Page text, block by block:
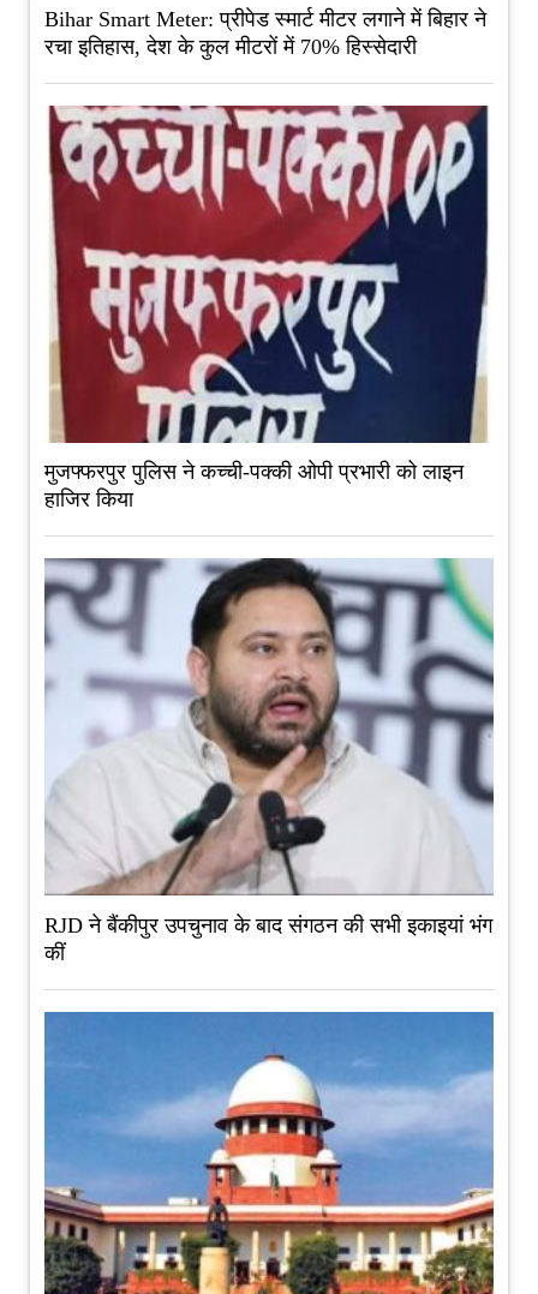
Bihar Smart Meter: प्रीपेड स्मार्ट मीटर लगाने में बिहार ने
रचा इतिहास, देश के कुल मीटरों में 70% हिस्सेदारी
मुजफ्फरपुर पुलिस ने कच्ची-पक्की ओपी प्रभारी को लाइन
हाजिर किया
RJD ने बैंकीपुर उपचुनाव के बाद संगठन की सभी इकाइयां भंग
कीं